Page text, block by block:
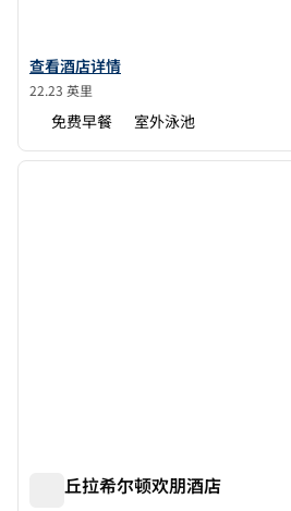
查看欢朋Irvine-Orange County
查看酒店详情
22.23 英里
免费早餐 室外泳池
1/12
蒂梅丘拉希尔顿欢朋酒店